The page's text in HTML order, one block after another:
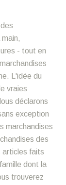
- tout en
L'idée du
vraies
déclarons
exception
marchandises
des
articles faits
dont la
trouverez